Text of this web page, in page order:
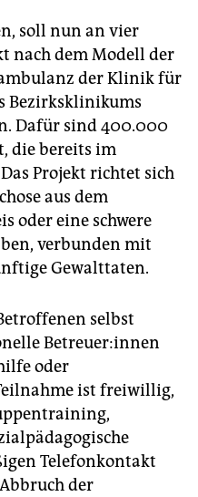
soll nun an vier
nach dem Modell der
der Klinik für
Bezirksklinikums
Dafür sind 400.000
die bereits im
Projekt richtet sich
aus dem
oder eine schwere
verbunden mit
Gewalttaten.
selbst
Be­treue­r:in­nen
oder
ist freiwillig,
Telefonkontakt
der